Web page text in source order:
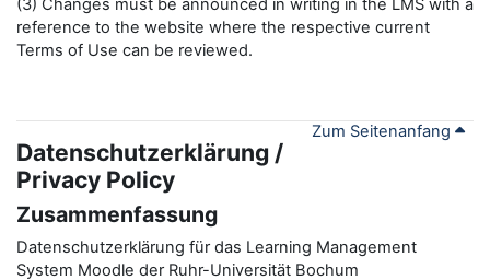
(3) Changes must be announced in writing in the LMS with a
reference to the website where the respective current
Terms of Use can be reviewed.
Zum Seitenanfang
Datenschutzerklärung /
Privacy Policy
Zusammenfassung
Datenschutzerklärung für das Learning Management
System Moodle der Ruhr-Universität Bochum